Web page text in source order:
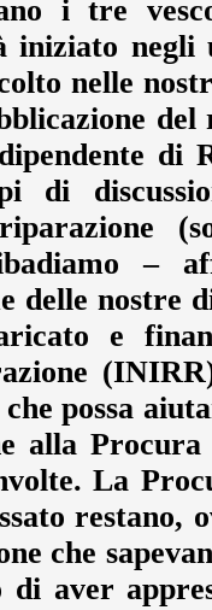
i tre
iniziato
nelle
di
di
–
delle nostre
e
possa
alla
La
restano,
che
di aver